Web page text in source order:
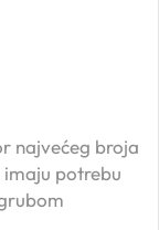
najvećeg broja
potrebu